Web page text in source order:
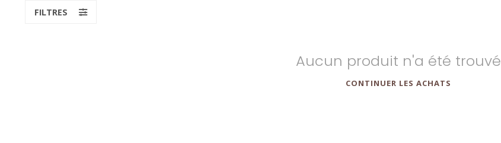
FILTRES
Aucun produit n'a été trouvé
CONTINUER LES ACHATS